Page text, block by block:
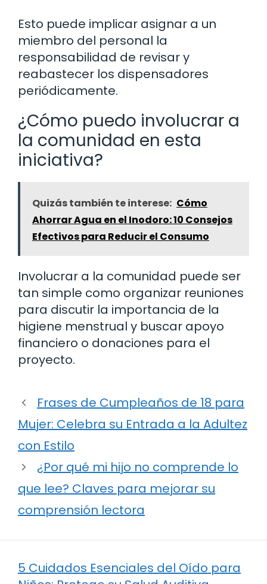
Esto puede implicar asignar a un
miembro del personal la
responsabilidad de revisar y
reabastecer los dispensadores
periódicamente.
¿Cómo puedo involucrar a
la comunidad en esta
iniciativa?
Quizás también te interese: Cómo
Ahorrar Agua en el Inodoro: 10 Consejos
Efectivos para Reducir el Consumo
Involucrar a la comunidad puede ser
tan simple como organizar reuniones
para discutir la importancia de la
higiene menstrual y buscar apoyo
financiero o donaciones para el
proyecto.
Frases de Cumpleaños de 18 para
Mujer: Celebra su Entrada a la Adultez
con Estilo
¿Por qué mi hijo no comprende lo
que lee? Claves para mejorar su
comprensión lectora
5 Cuidados Esenciales del Oído para